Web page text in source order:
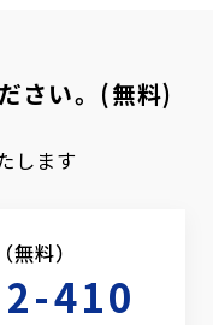
さい。(無料)
します
料）
410